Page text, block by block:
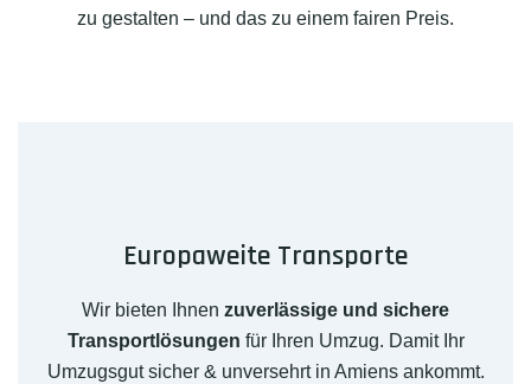
zu gestalten – und das zu einem fairen Preis.
Europaweite Transporte
Wir bieten Ihnen zuverlässige und sichere
Transportlösungen für Ihren Umzug. Damit Ihr
Umzugsgut sicher & unversehrt in Amiens ankommt.